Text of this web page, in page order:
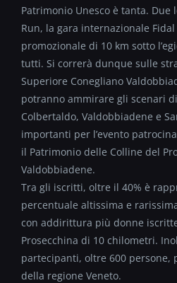
Patrimonio Unesco è tanta. Due
Run, la gara internazionale
promozionale di 10 km sotto
tutti. Si correrà dunque sulle
Superiore Conegliano
potranno ammirare gli scenari
Colbertaldo, Valdobbiadene e
importanti per l’evento
il Patrimonio delle Colline del
Valdobbiadene.
Tra gli iscritti, oltre il 40% è
percentuale altissima e
con addirittura più donne
Prosecchina di 10 chilometri.
partecipanti, oltre 600 persone,
della regione Veneto.